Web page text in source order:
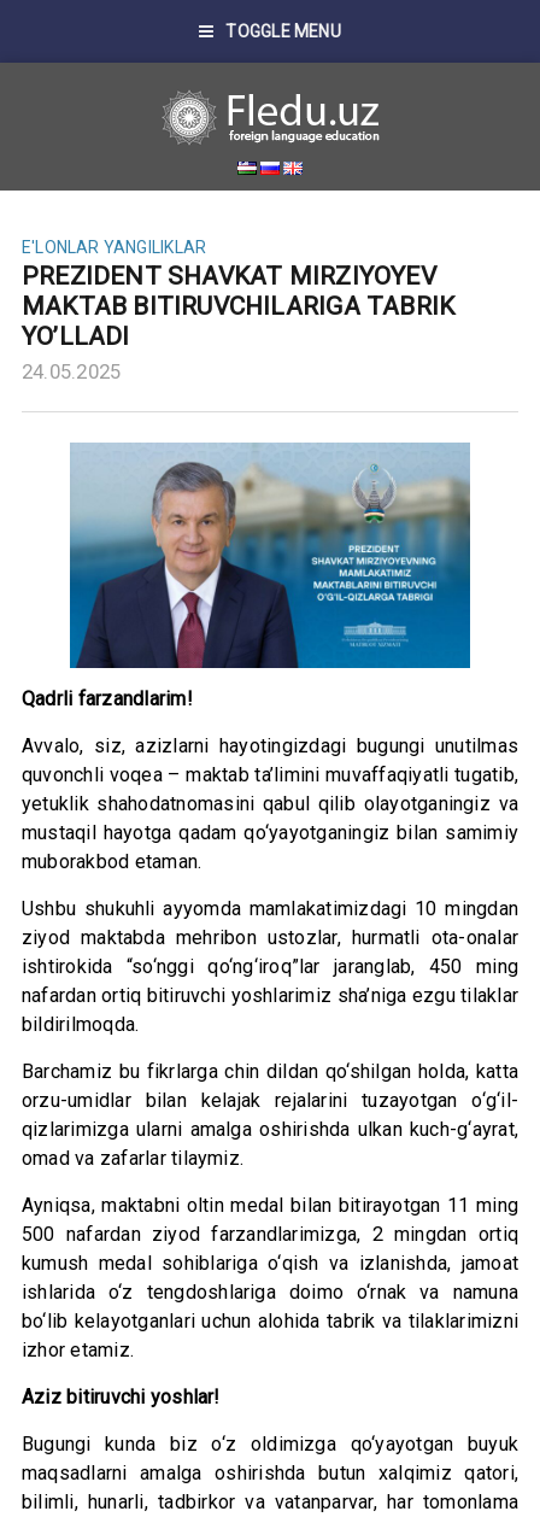
TOGGLE MENU
E'LONLAR YANGILIKLAR
PREZIDENT SHAVKAT MIRZIYOYEV
MAKTAB BITIRUVCHILARIGA TABRIK
YO’LLADI
24.05.2025
Qadrli farzandlarim!
Avvalo, siz, azizlarni hayotingizdagi bugungi unutilmas
quvonchli voqea – maktab ta’limini muvaffaqiyatli tugatib,
yetuklik shahodatnomasini qabul qilib olayotganingiz va
mustaqil hayotga qadam qo‘yayotganingiz bilan samimiy
muborakbod etaman.
Ushbu shukuhli ayyomda mamlakatimizdagi 10 mingdan
ziyod maktabda mehribon ustozlar, hurmatli ota-onalar
ishtirokida “so‘nggi qo‘ng‘iroq”lar jaranglab, 450 ming
nafardan ortiq bitiruvchi yoshlarimiz sha’niga ezgu tilaklar
bildirilmoqda.
Barchamiz bu fikrlarga chin dildan qo‘shilgan holda, katta
orzu-umidlar bilan kelajak rejalarini tuzayotgan o‘g‘il-
qizlarimizga ularni amalga oshirishda ulkan kuch-g‘ayrat,
omad va zafarlar tilaymiz.
Ayniqsa, maktabni oltin medal bilan bitirayotgan 11 ming
500 nafardan ziyod farzandlarimizga, 2 mingdan ortiq
kumush medal sohiblariga o‘qish va izlanishda, jamoat
ishlarida o‘z tengdoshlariga doimo o‘rnak va namuna
bo‘lib kelayotganlari uchun alohida tabrik va tilaklarimizni
izhor etamiz.
Aziz bitiruvchi yoshlar!
Bugungi kunda biz o‘z oldimizga qo‘yayotgan buyuk
maqsadlarni amalga oshirishda butun xalqimiz qatori,
bilimli, hunarli, tadbirkor va vatanparvar, har tomonlama